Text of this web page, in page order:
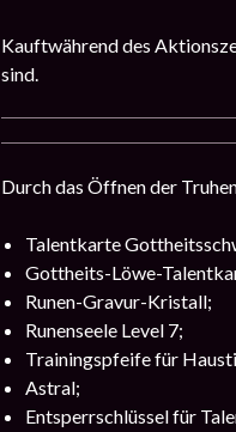
Kauftwährend des
sind.
Durch das Öffnen der
Talentkarte
Gottheits-Löwe-
Runen-Gravur-Kristall;
Runenseele Level 7;
Trainingspfeife für
Astral;
Entsperrschlüssel für